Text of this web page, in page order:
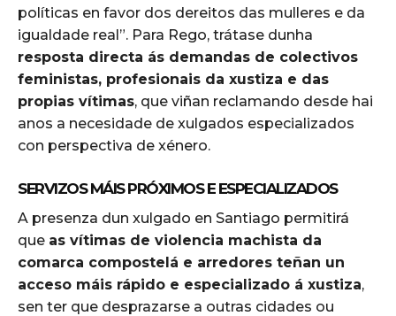
políticas en favor dos dereitos das mulleres e da
igualdade real”. Para Rego, trátase dunha
resposta directa ás demandas de colectivos
feministas, profesionais da xustiza e das
propias vítimas, que viñan reclamando desde hai
anos a necesidade de xulgados especializados
con perspectiva de xénero.
SERVIZOS MÁIS PRÓXIMOS E ESPECIALIZADOS
A presenza dun xulgado en Santiago permitirá
que as vítimas de violencia machista da
comarca compostelá e arredores teñan un
acceso máis rápido e especializado á xustiza,
sen ter que desprazarse a outras cidades ou